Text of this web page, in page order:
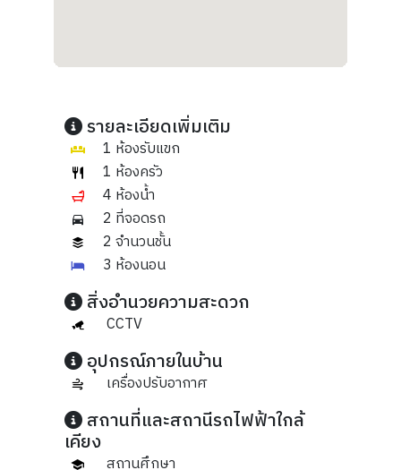
รายละเอียดเพิ่มเติม
1 ห้องรับแขก
1 ห้องครัว
4 ห้องน้ำ
2 ที่จอดรถ
2 จำนวนชั้น
3 ห้องนอน
สิ่งอำนวยความสะดวก
CCTV
อุปกรณ์ภายในบ้าน
เครื่องปรับอากาศ
สถานที่และสถานีรถไฟฟ้าใกล้
เคียง
สถานศึกษา